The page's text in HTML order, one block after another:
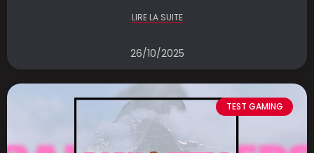
LIRE LA SUITE
26/10/2025
TEST GAMING